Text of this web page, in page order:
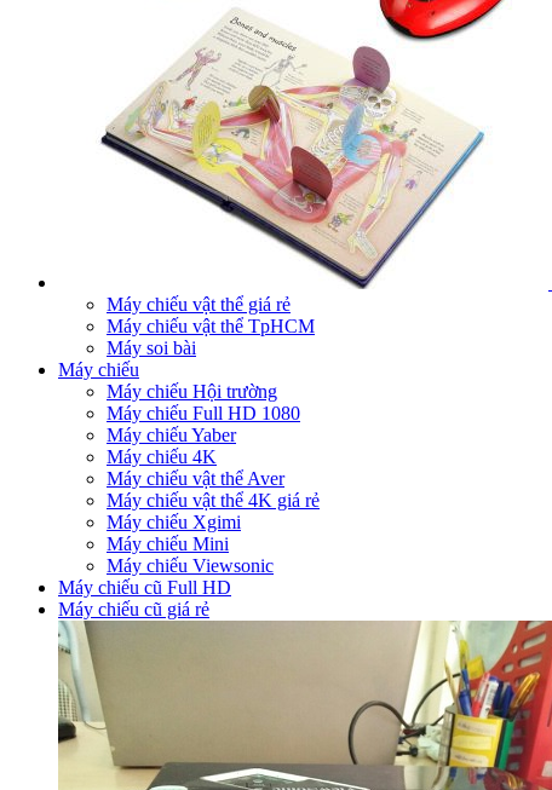
Máy chiếu vật thể giá rẻ
Máy chiếu vật thể TpHCM
Máy soi bài
Máy chiếu
Máy chiếu Hội trường
Máy chiếu Full HD 1080
Máy chiếu Yaber
Máy chiếu 4K
Máy chiếu vật thể Aver
Máy chiếu vật thể 4K giá rẻ
Máy chiếu Xgimi
Máy chiếu Mini
Máy chiếu Viewsonic
Máy chiếu cũ Full HD
Máy chiếu cũ giá rẻ